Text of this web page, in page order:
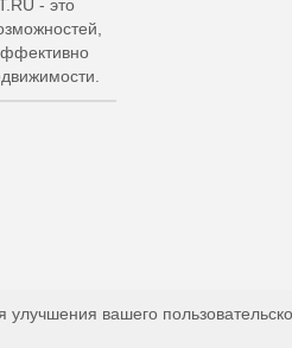
- это
вашего